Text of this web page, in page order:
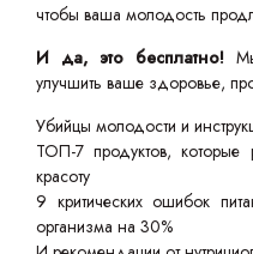
чтобы ваша молодость
И да, это бесплатно!
улучшить ваше здоровье,
Убийцы молодости и
ТОП-7 продуктов,
красоту
9 критических ошибок
организма на 30%